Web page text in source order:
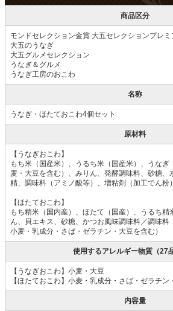
商品区分
モンドセレクション金賞 大五セレクションプレミ
大五のうなぎ
大五グルメセレクション
うなぎ＆グルメ
うなぎ工房のおこわ
名称
うなぎ・ほたておこわ4個セット
原材料
【うなぎおこわ】
もち米（国産米）、うるち米（国産米）、うなぎ
麦・大豆を含む）、みりん、発酵調味料、砂糖、
精、調味料（アミノ酸等）、増粘剤（加工でん粉
【ほたておこわ】
もち精米（国内産）、ほたて（国産）、うるち精
ん、貝エキス、砂糖、かつお風味調味料／調味料
小麦・乳成分・さば・ゼラチン・大豆を含む）
使用するアレルギー物質（27
【うなぎおこわ】小麦・大豆
【ほたておこわ】小麦・乳成分・さば・ゼラチン
内容量